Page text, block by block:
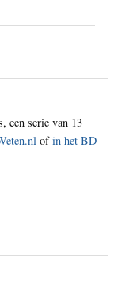
een serie van 13
ofin het BD